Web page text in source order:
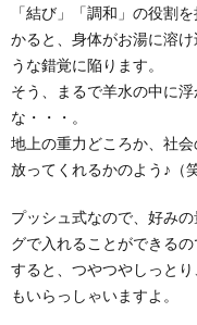
「結び」「調和」の役割
かると、身体がお湯に溶
うな錯覚に陥ります。
そう、まるで羊水の中に
な・・・。
地上の重力どころか、社
放ってくれるかのよう♪（笑
プッシュ式なので、好み
グで入れることができる
すると、つやつやしっと
もいらっしゃいますよ。